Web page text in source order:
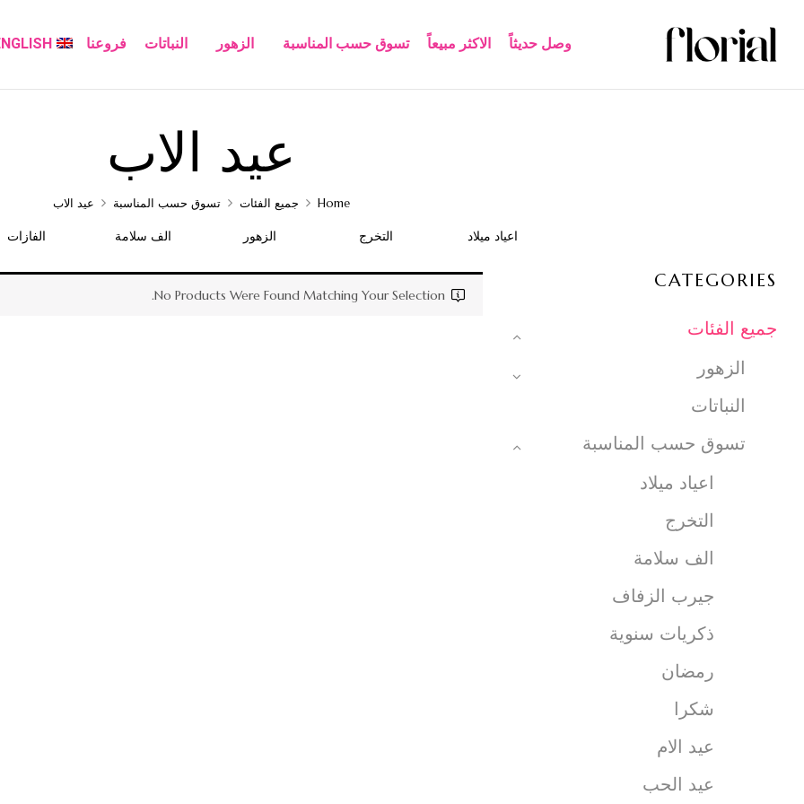
وصل حديثاً الاكثر مبيعاً​ تسوق حسب المناسبة الزهور النباتات فروعنا
عيد الاب
Home جميع الفئات تسوق حسب المناسبة عيد الاب
اعياد ميلاد التخرج الزهور الف سلامة الفازات
CATEGORIES
جميع الفئات
الزهور
النباتات
تسوق حسب المناسبة
اعياد ميلاد
التخرج
الف سلامة
جيرب الزفاف
ذكريات سنوية
رمضان
شكرا
عيد الام
عيد الحب
No Products Were Found Matching Your Selection.